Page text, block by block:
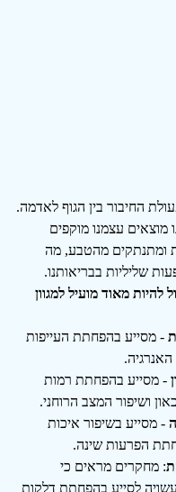
החיבור בין הגוף לאדמה.
מוצאים עצמנו מוקפים
ומתנתקים מהטבע, מה
שליליות בבריאותנו.
להיות מאוד מועיל למגוון
- מסייע בהפחתת העייפות
האנרגיה.
- מסייע בהפחתת רמות
ושיפור המצב הרוחני.
- מסייע בשיפור איכות
הפרעות שינה.
: מחקרים מראים כי
לסייע בהפחתת דלקות